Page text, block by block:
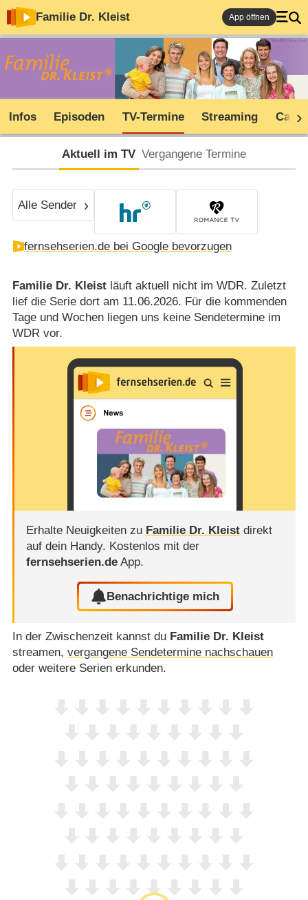
Familie Dr. Kleist App öffnen
Infos Episoden TV-Termine Streaming Cast
Aktuell im TV Vergangene Termine
Alle Sender
fernsehserien.de bei Google bevorzugen
Familie Dr. Kleistläuft aktuell nicht im WDR. Zuletzt
lief die Serie dort am 11.06.2026. Für die kommenden
Tage und Wochen liegen uns keine Sendetermine im
WDR vor.
Erhalte Neuigkeiten zu Familie Dr. Kleistdirekt
auf dein Handy. Kostenlos mit der
fernsehserien.deApp.
Benachrichtige mich
In der Zwischenzeit kannst du Familie Dr. Kleist
streamen, vergangene Sendetermine nachschauen
oder weitere Serien erkunden.